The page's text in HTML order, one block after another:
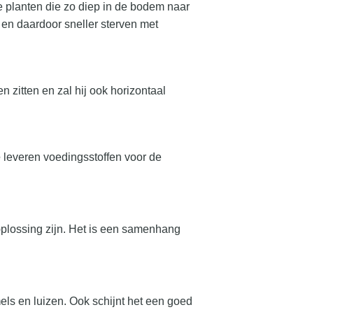
planten die zo diep in de bodem naar
daardoor sneller sterven met
zitten en zal hij ook horizontaal
voedingsstoffen voor de
zijn. Het is een samenhang
en luizen. Ook schijnt het een goed